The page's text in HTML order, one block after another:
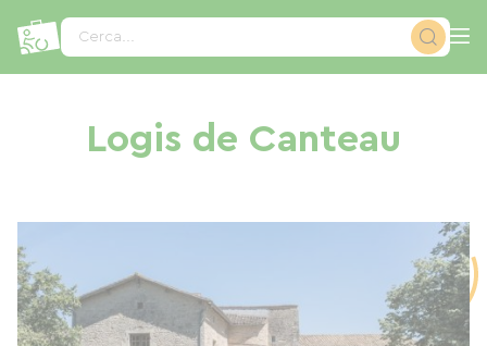
Cerca...
Logis de Canteau
Pannello di gestione dei cookies